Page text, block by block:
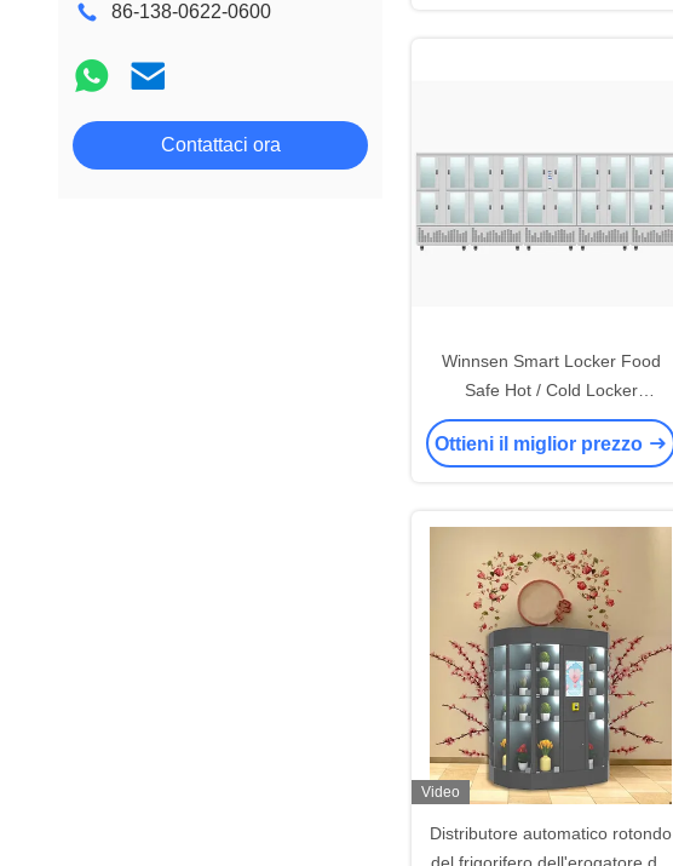
86-138-0622-0600
Contattaci ora
Winnsen Smart Locker Food
Safe Hot / Cold Locker
frigorifero
Ottieni il miglior prezzo
Video
Distributore automatico rotondo